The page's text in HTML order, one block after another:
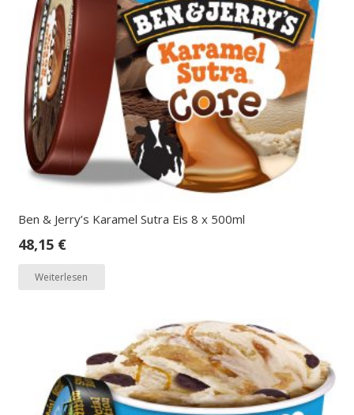
Ben & Jerry’s Karamel Sutra Eis 8 x 500ml
48,15 €
Weiterlesen